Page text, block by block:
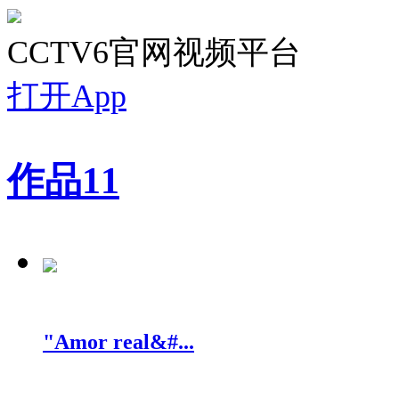
CCTV6官网视频平台
打开App
作品11
"Amor real&#...